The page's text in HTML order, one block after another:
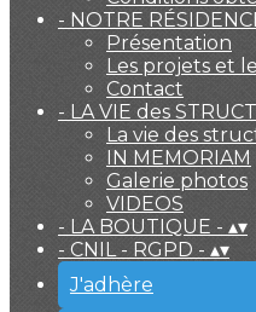
- NOTRE
Présentation
Les projets et
Contact
- LA VIE des
La vie des
IN MEMORIAM
Galerie photos
VIDEOS
- LA BOUTIQUE - ▴▾
- CNIL - RGPD - ▴▾
J'adhère